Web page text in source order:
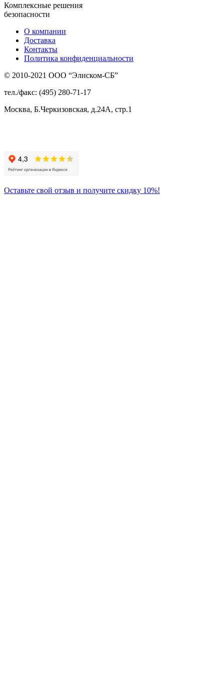
Комплексные решения
безопасности
О компании
Доставка
Контакты
Политика конфиденциальности
© 2010-2021 ООО “Элиском-СБ”
тел./факс: (495) 280-71-17
Москва, Б.Черкизовская, д.24А, стр.1
Оставьте свой отзыв и получите скидку 10%!